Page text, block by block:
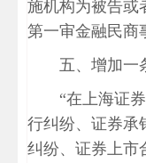
施机构为被告或
第一审金融民商
五、增加一
“在上海证
行纠纷、证券承
纠纷、证券上市